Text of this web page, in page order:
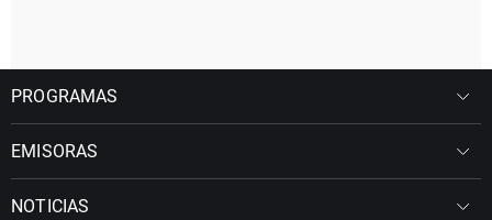
PROGRAMAS
EMISORAS
NOTICIAS